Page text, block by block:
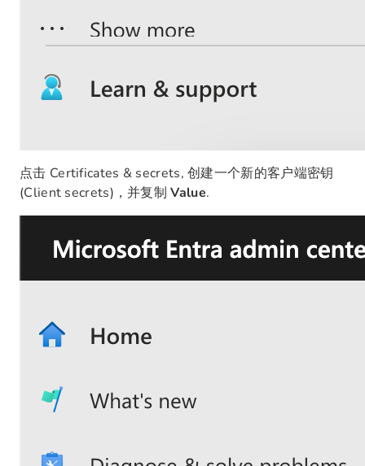
点击 Certificates & secrets, 创建一个新的客户端密钥
(Client secrets)，并复制Value.